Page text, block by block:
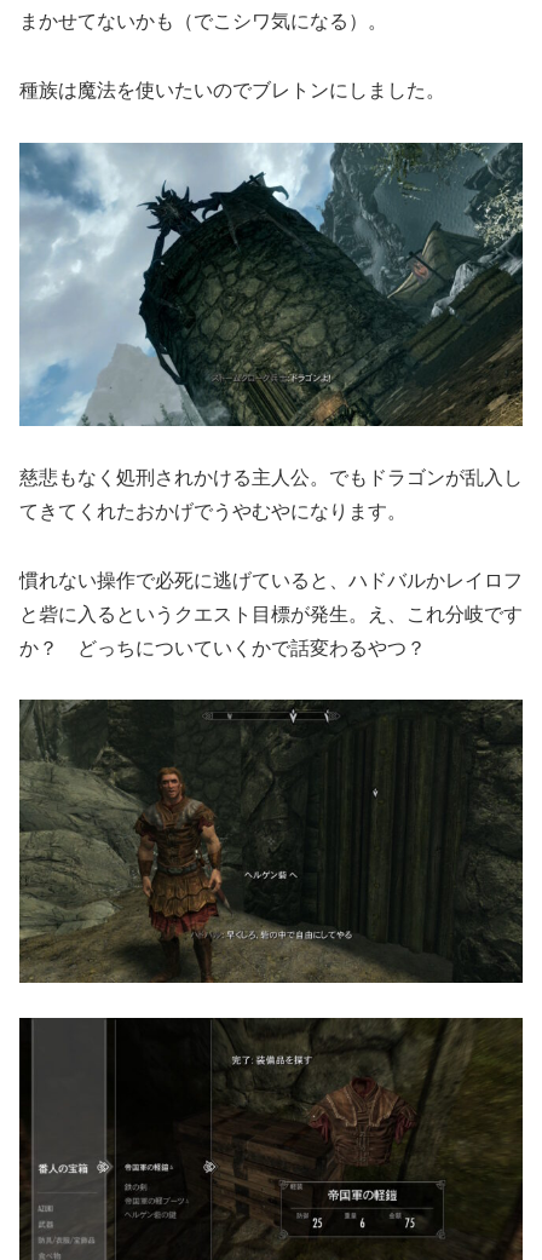
まかせてないかも（でこシワ気になる）。
種族は魔法を使いたいのでブレトンにしました。
慈悲もなく処刑されかける主人公。でもドラゴンが乱入し
てきてくれたおかげでうやむやになります。
慣れない操作で必死に逃げていると、ハドバルかレイロフ
と砦に入るというクエスト目標が発生。え、これ分岐です
か？ どっちについていくかで話変わるやつ？